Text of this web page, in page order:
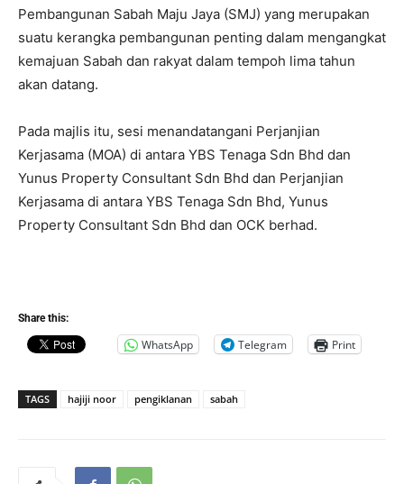
Pembangunan Sabah Maju Jaya (SMJ) yang merupakan
suatu kerangka pembangunan penting dalam mengangkat
kemajuan Sabah dan rakyat dalam tempoh lima tahun
akan datang.
Pada majlis itu, sesi menandatangani Perjanjian
Kerjasama (MOA) di antara YBS Tenaga Sdn Bhd dan
Yunus Property Consultant Sdn Bhd dan Perjanjian
Kerjasama di antara YBS Tenaga Sdn Bhd, Yunus
Property Consultant Sdn Bhd dan OCK berhad.
Share this:
WhatsApp Telegram Print
TAGS hajiji noor pengiklanan sabah